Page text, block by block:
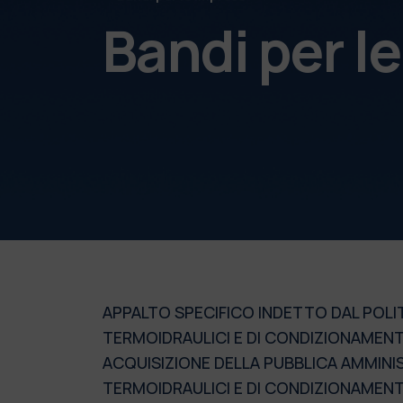
Bandi per
APPALTO SPECIFICO INDETTO DAL
TERMOIDRAULICI E DI
ACQUISIZIONE DELLA PUBBLICA
TERMOIDRAULICI E DI